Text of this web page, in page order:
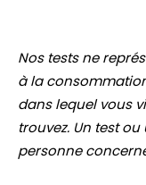
Nos tests ne
à la
dans lequel vous
trouvez. Un test
personne